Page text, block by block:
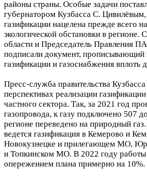
районы страны. Особые задачи
губернатором Кузбасса С.
газификации нацелена прежде всего
экологической обстановки в регионе.
области и Председатель Правления
подписали документ, прописывающий
газификации и газоснабжения вплоть
Пресс-служба правительства
перспективах реализации
частного сектора. Так, за 2021 год
газопровода, к газу подключено 507
регионе переведено на природный
ведется газификация в Кемерово и
Новокузнецке и прилегающем МО,
и Топкинском МО. В 2022 году работы
опережением плана примерно на 10%.